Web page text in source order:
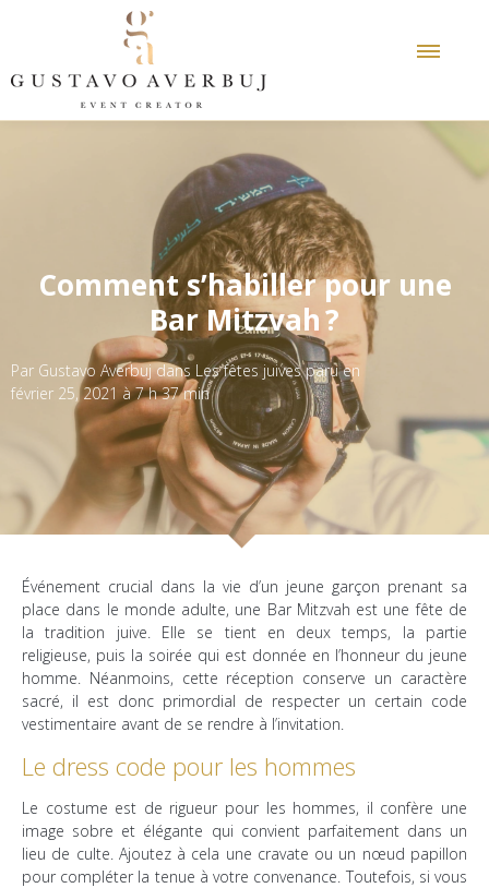
Comment s’habiller pour une
Bar Mitzvah ?
Par Gustavo Averbuj dans Les fêtes juives paru en
février 25, 2021 à 7 h 37 min
Événement crucial dans la vie d’un jeune garçon prenant sa
place dans le monde adulte, une Bar Mitzvah est une fête de
la tradition juive. Elle se tient en deux temps, la partie
religieuse, puis la soirée qui est donnée en l’honneur du jeune
homme. Néanmoins, cette réception conserve un caractère
sacré, il est donc primordial de respecter un certain code
vestimentaire avant de se rendre à l’invitation.
Le dress code pour les hommes
Le costume est de rigueur pour les hommes, il confère une
image sobre et élégante qui convient parfaitement dans un
lieu de culte. Ajoutez à cela une cravate ou un nœud papillon
pour compléter la tenue à votre convenance. Toutefois, si vous